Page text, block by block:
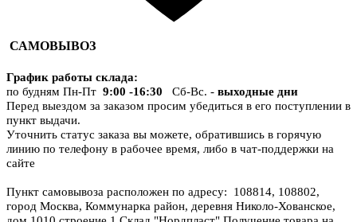
САМОВЫВОЗ
График работы склада:
по будням Пн-Пт 9:00 -16:30 Сб-Вс. - выходные дни
Перед выездом за заказом просим убедиться в его поступлении в
пункт выдачи.
Уточнить статус заказа вы можете, обратившись в горячую
линию по телефону в рабочее время, либо в чат-поддержки на
сайте
Пункт самовывоза расположен по адресу: 108814, 108802,
город Москва, Коммунарка район, деревня Николо-Хованское,